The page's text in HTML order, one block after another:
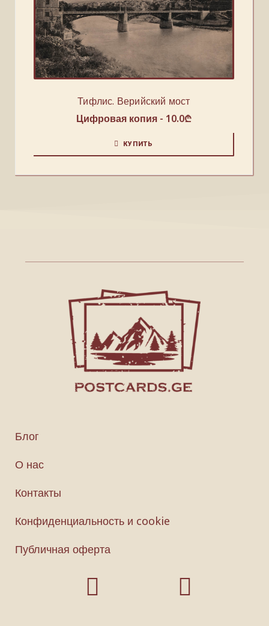
Тифлис. Верийский мост
Цифровая копия - 10.0₾
КУПИТЬ
Блог
О нас
Контакты
Конфиденциальность и cookie
Публичная оферта